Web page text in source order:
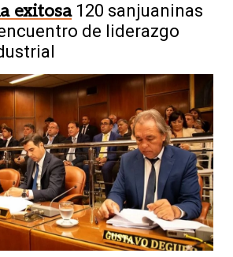
exitosa 120 sanjuaninas
de liderazgo